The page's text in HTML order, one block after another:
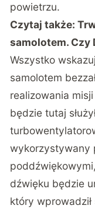
powietrzu.
Czytaj także:
samolotem. Czy
Wszystko
samolotem
realizowania
będzie tutaj
wykorzystywany
dźwięku będzie
który